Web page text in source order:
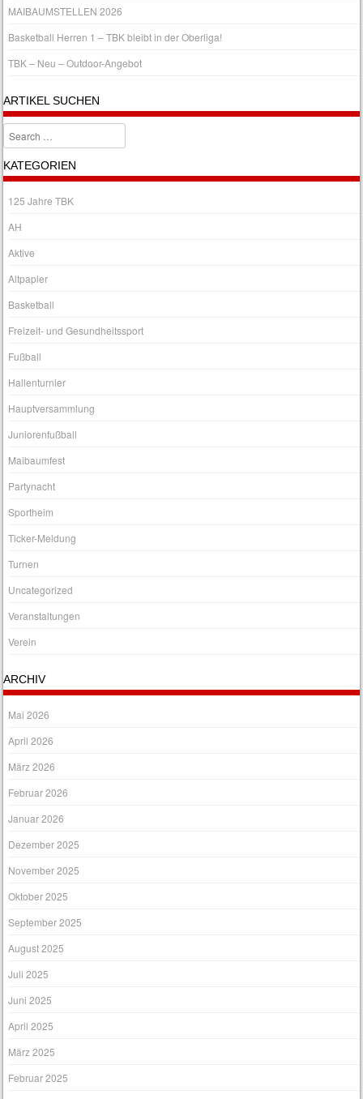
MAIBAUMSTELLEN 2026
Basketball Herren 1 – TBK bleibt in der Oberliga!
TBK – Neu – Outdoor-Angebot
ARTIKEL SUCHEN
Search
KATEGORIEN
125 Jahre TBK
AH
Aktive
Altpapier
Basketball
Freizeit- und Gesundheitssport
Fußball
Hallenturnier
Hauptversammlung
Juniorenfußball
Maibaumfest
Partynacht
Sportheim
Ticker-Meldung
Turnen
Uncategorized
Veranstaltungen
Verein
ARCHIV
Mai 2026
April 2026
März 2026
Februar 2026
Januar 2026
Dezember 2025
November 2025
Oktober 2025
September 2025
August 2025
Juli 2025
Juni 2025
April 2025
März 2025
Februar 2025